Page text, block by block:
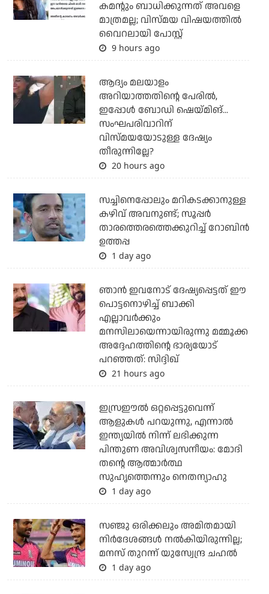
കമന്റും ബാധിക്കുന്നത് അവളെ
മാത്രമല്ല; വിസ്മയ വിഷയത്തില്‍
വൈറലായി പോസ്റ്റ്
9 hours ago
ആദ്യം മലയാളം
അറിയാത്തതിന്റെ പേരില്‍,
ഇപ്പോള്‍ ബോഡി ഷെയ്മിങ്...
സംഘപരിവാറിന്
വിസ്മയയോടുള്ള ദേഷ്യം
തീരുന്നില്ലേ?
20 hours ago
സച്ചിനെപ്പോലും മറികടക്കാനുള്ള
കഴിവ് അവനുണ്ട്; സൂപ്പര്‍
താരത്തെരത്തെക്കുറിച്ച് റോബിന്‍
ഉത്തപ്പ
1 day ago
ഞാന്‍ ഇവനോട് ദേഷ്യപ്പെട്ടത് ഈ
പൊട്ടനൊഴിച്ച് ബാക്കി
എല്ലാവര്‍ക്കും
മനസിലായെന്നായിരുന്നു മമ്മൂക്ക
അദ്ദേഹത്തിന്റെ ഭാര്യയോട്
പറഞ്ഞത്: സിദ്ദിഖ്
21 hours ago
ഇസ്രഈല്‍ ഒറ്റപ്പെട്ടുവെന്ന്
ആളുകള്‍ പറയുന്നു, എന്നാല്‍
ഇന്ത്യയില്‍ നിന്ന് ലഭിക്കുന്ന
പിന്തുണ അവിശ്വസനീയം: മോദി
തന്റെ ആത്മാര്‍ത്ഥ
സുഹൃത്തെന്നും നെതന്യാഹു
1 day ago
സഞ്ജു ഒരിക്കലും അമിതമായി
നിര്‍ദേശങ്ങള്‍ നല്‍കിയിരുന്നില്ല;
മനസ് തുറന്ന് യുസ്വേന്ദ്ര ചഹല്‍
1 day ago